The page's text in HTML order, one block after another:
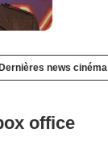
Dernières news cinéma
office